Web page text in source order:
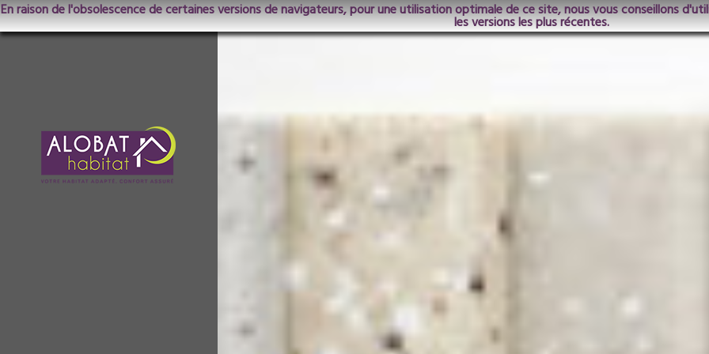
En raison de l'obsolescence de certaines versions de navigateurs, pour une utilisation optimale de ce site, nous vous conseillons
les versions les plus récentes.